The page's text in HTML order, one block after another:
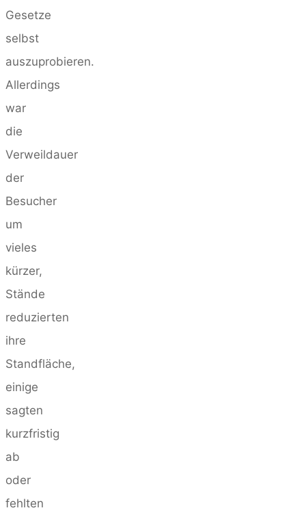
Gesetze
selbst
auszuprobieren.
Allerdings
war
die
Verweildauer
der
Besucher
um
vieles
kürzer,
Stände
reduzierten
ihre
Standfläche,
einige
sagten
kurzfristig
ab
oder
fehlten